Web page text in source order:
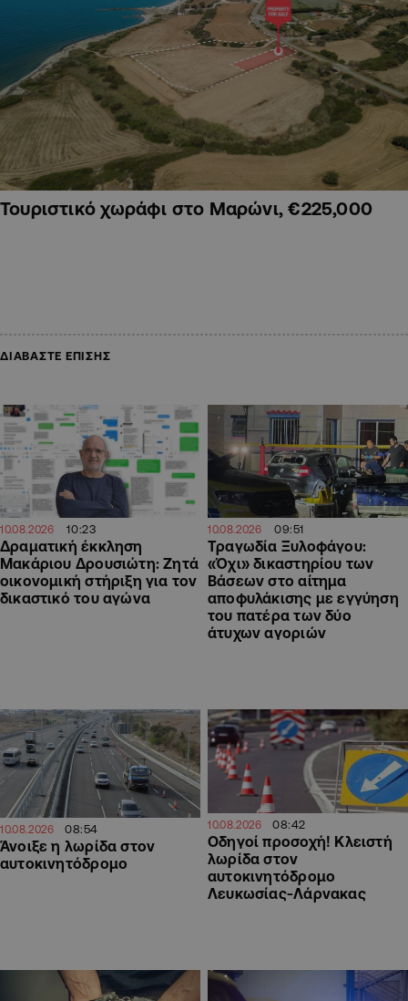
Τουριστικό χωράφι στο Μαρώνι, €225,000
ΔΙΑΒΑΣΤΕ ΕΠΙΣΗΣ
10.08.2026 10:23
Δραματική έκκληση
Μακάριου Δρουσιώτη: Ζητά
οικονομική στήριξη για τον
δικαστικό του αγώνα
10.08.2026 09:51
Τραγωδία Ξυλοφάγου:
«Όχι» δικαστηρίου των
Βάσεων στο αίτημα
αποφυλάκισης με εγγύηση
του πατέρα των δύο
άτυχων αγοριών
10.08.2026 08:54
Άνοιξε η λωρίδα στον
αυτοκινητόδρομο
10.08.2026 08:42
Οδηγοί προσοχή! Κλειστή
λωρίδα στον
αυτοκινητόδρομο
Λευκωσίας-Λάρνακας